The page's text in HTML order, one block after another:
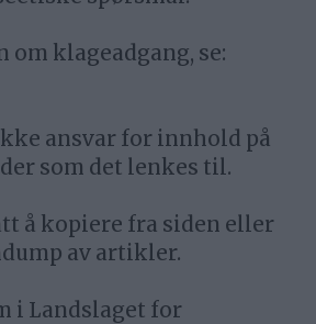
om klageadgang, se:
ansvar for innhold på
som det lenkes til.
å kopiere fra siden eller
av artikler.
i Landslaget for